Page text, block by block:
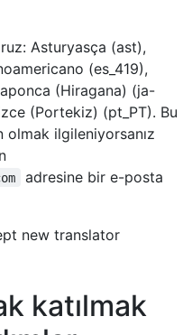
Asturyasça (ast),
(es_419),
(Hiragana) (ja-
(Portekiz) (pt_PT). Bu
ilgileniyorsanız
adresine bir e-posta
new translator
katılmak